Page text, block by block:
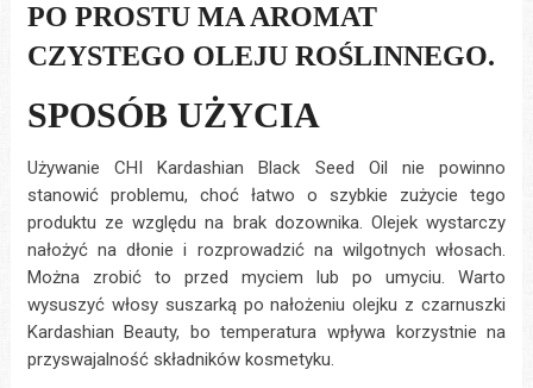
PO PROSTU MA AROMAT
CZYSTEGO OLEJU ROŚLINNEGO.
SPOSÓB UŻYCIA
Używanie CHI Kardashian Black Seed Oil nie powinno
stanowić problemu, choć łatwo o szybkie zużycie tego
produktu ze względu na brak dozownika. Olejek wystarczy
nałożyć na dłonie i rozprowadzić na wilgotnych włosach.
Można zrobić to przed myciem lub po umyciu. Warto
wysuszyć włosy suszarką po nałożeniu olejku z czarnuszki
Kardashian Beauty, bo temperatura wpływa korzystnie na
przyswajalność składników kosmetyku.